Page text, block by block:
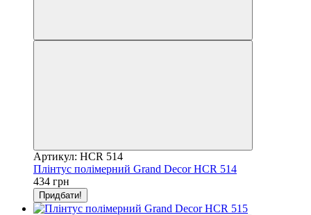
Артикул: HCR 514
Плінтус полімерний Grand Decor HCR 514
434 грн
Придбати!